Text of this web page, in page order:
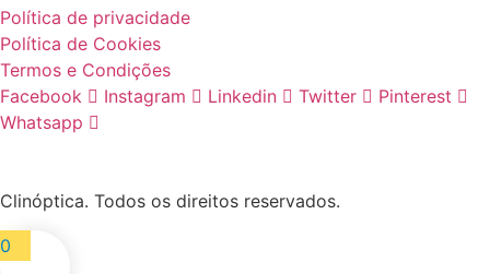
Política de privacidade
Política de Cookies
Termos e Condições
Facebook
Instagram Linkedin Twitter
Pinterest
Whatsapp
Clinóptica. Todos os direitos reservados.
0